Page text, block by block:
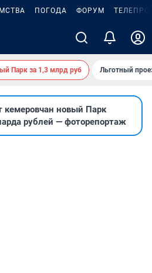
ПОГОДА ФОРУМ
Парк за 1,3 млрд руб Льготный
кемеровчан новый Парк
рублей — фоторепортаж